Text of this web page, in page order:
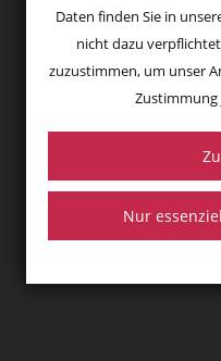
Daten finden Sie in
nicht dazu
zuzustimmen, um unser
Nur